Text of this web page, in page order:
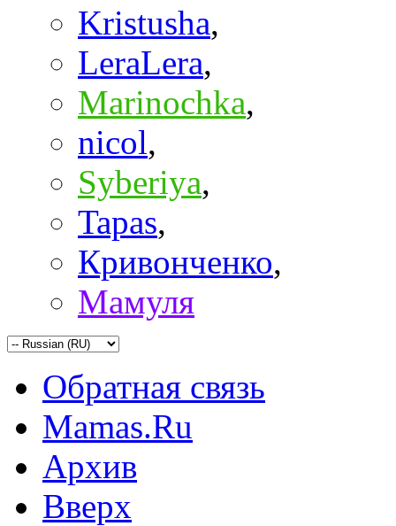
Kristusha,
LeraLera,
Marinochka,
nicol,
Syberiya,
Tapas,
Кривонченко,
Мамуля
Обратная связь
Mamas.Ru
Архив
Вверх